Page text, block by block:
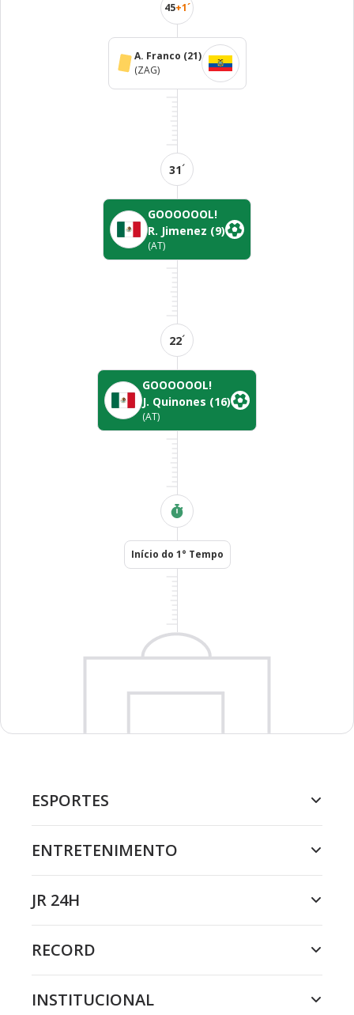
45+1´
A. Franco (21)
(ZAG)
31´
GOOOOOOL!
R. Jimenez (9)
(AT)
22´
GOOOOOOL!
J. Quinones (16)
(AT)
Início do 1° Tempo
ESPORTES
ENTRETENIMENTO
JR 24H
RECORD
INSTITUCIONAL